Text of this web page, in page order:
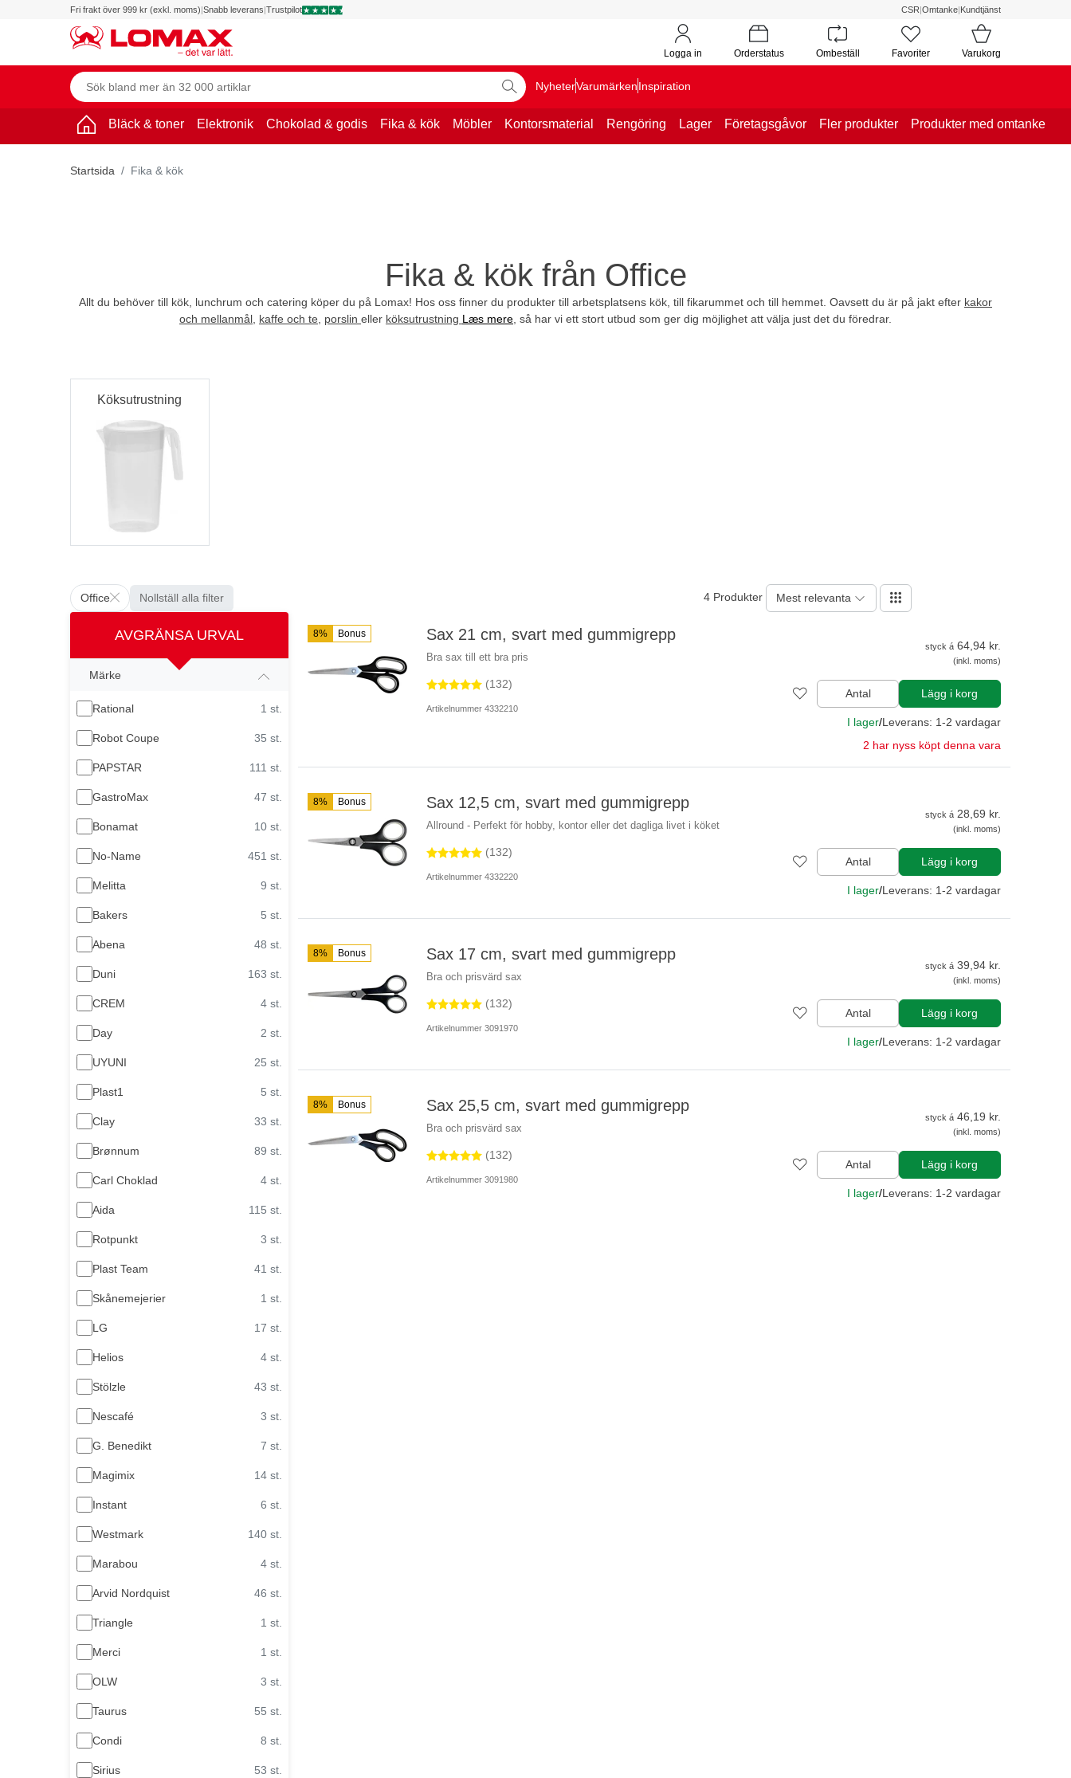
Fri frakt över 999 kr (exkl. moms)|Snabb leverans|Trustpilot CSR|Omtanke|Kundtjänst
Logga in Orderstatus Ombeställ Favoriter Varukorg
NyheterVarumärkenInspiration
Bläck & toner Elektronik Chokolad & godis Fika & kök Möbler Kontorsmaterial Rengöring Lager Företagsgåvor Fler produkter Produkter med omtanke
Startsida Fika & kök
Fika & kök från Office
Allt du behöver till kök, lunchrum och catering köper du på Lomax! Hos oss finner du produkter till arbetsplatsens kök, till fikarummet och till hemmet. Oavsett du är på jakt efter kakor
och mellanmål kaffe och te porslin eller köksutrustning Læs mere , så har vi ett stort utbud som ger dig möjlighet att välja just det du föredrar.
Köksutrustning
Office Nollställ alla filter 4 Produkter Mest relevanta
AVGRÄNSA URVAL
Märke
Rational 1 st.
Robot Coupe 35 st.
PAPSTAR 111 st.
GastroMax 47 st.
Bonamat 10 st.
No-Name 451 st.
Melitta 9 st.
Bakers 5 st.
Abena 48 st.
Duni 163 st.
CREM 4 st.
Day 2 st.
UYUNI 25 st.
Plast1 5 st.
Clay 33 st.
Brønnum 89 st.
Carl Choklad 4 st.
Aida 115 st.
Rotpunkt 3 st.
Plast Team 41 st.
Skånemejerier 1 st.
LG 17 st.
Helios 4 st.
Stölzle 43 st.
Nescafé 3 st.
G. Benedikt 7 st.
Magimix 14 st.
Instant 6 st.
Westmark 140 st.
Marabou 4 st.
Arvid Nordquist 46 st.
Triangle 1 st.
Merci 1 st.
OLW 3 st.
Taurus 55 st.
Condi 8 st.
Sirius 53 st.
8% Bonus Sax 21 cm, svart med gummigrepp
Bra sax till ett bra pris
(132)
Artikelnummer 4332210
styck á 64,94 kr.
(inkl. moms)
Antal Lägg i korg
I lager/Leverans: 1-2 vardagar
2 har nyss köpt denna vara
8% Bonus Sax 12,5 cm, svart med gummigrepp
Allround - Perfekt för hobby, kontor eller det dagliga livet i köket
(132)
Artikelnummer 4332220
styck á 28,69 kr.
(inkl. moms)
Antal Lägg i korg
I lager/Leverans: 1-2 vardagar
8% Bonus Sax 17 cm, svart med gummigrepp
Bra och prisvärd sax
(132)
Artikelnummer 3091970
styck á 39,94 kr.
(inkl. moms)
Antal Lägg i korg
I lager/Leverans: 1-2 vardagar
8% Bonus Sax 25,5 cm, svart med gummigrepp
Bra och prisvärd sax
(132)
Artikelnummer 3091980
styck á 46,19 kr.
(inkl. moms)
Antal Lägg i korg
I lager/Leverans: 1-2 vardagar